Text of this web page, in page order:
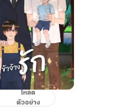
โหลด
ตัวอย่าง